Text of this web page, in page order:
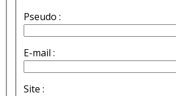
Pseudo :
E-mail :
Site :